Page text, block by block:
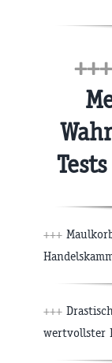
+++
+++
+++
wertvollster